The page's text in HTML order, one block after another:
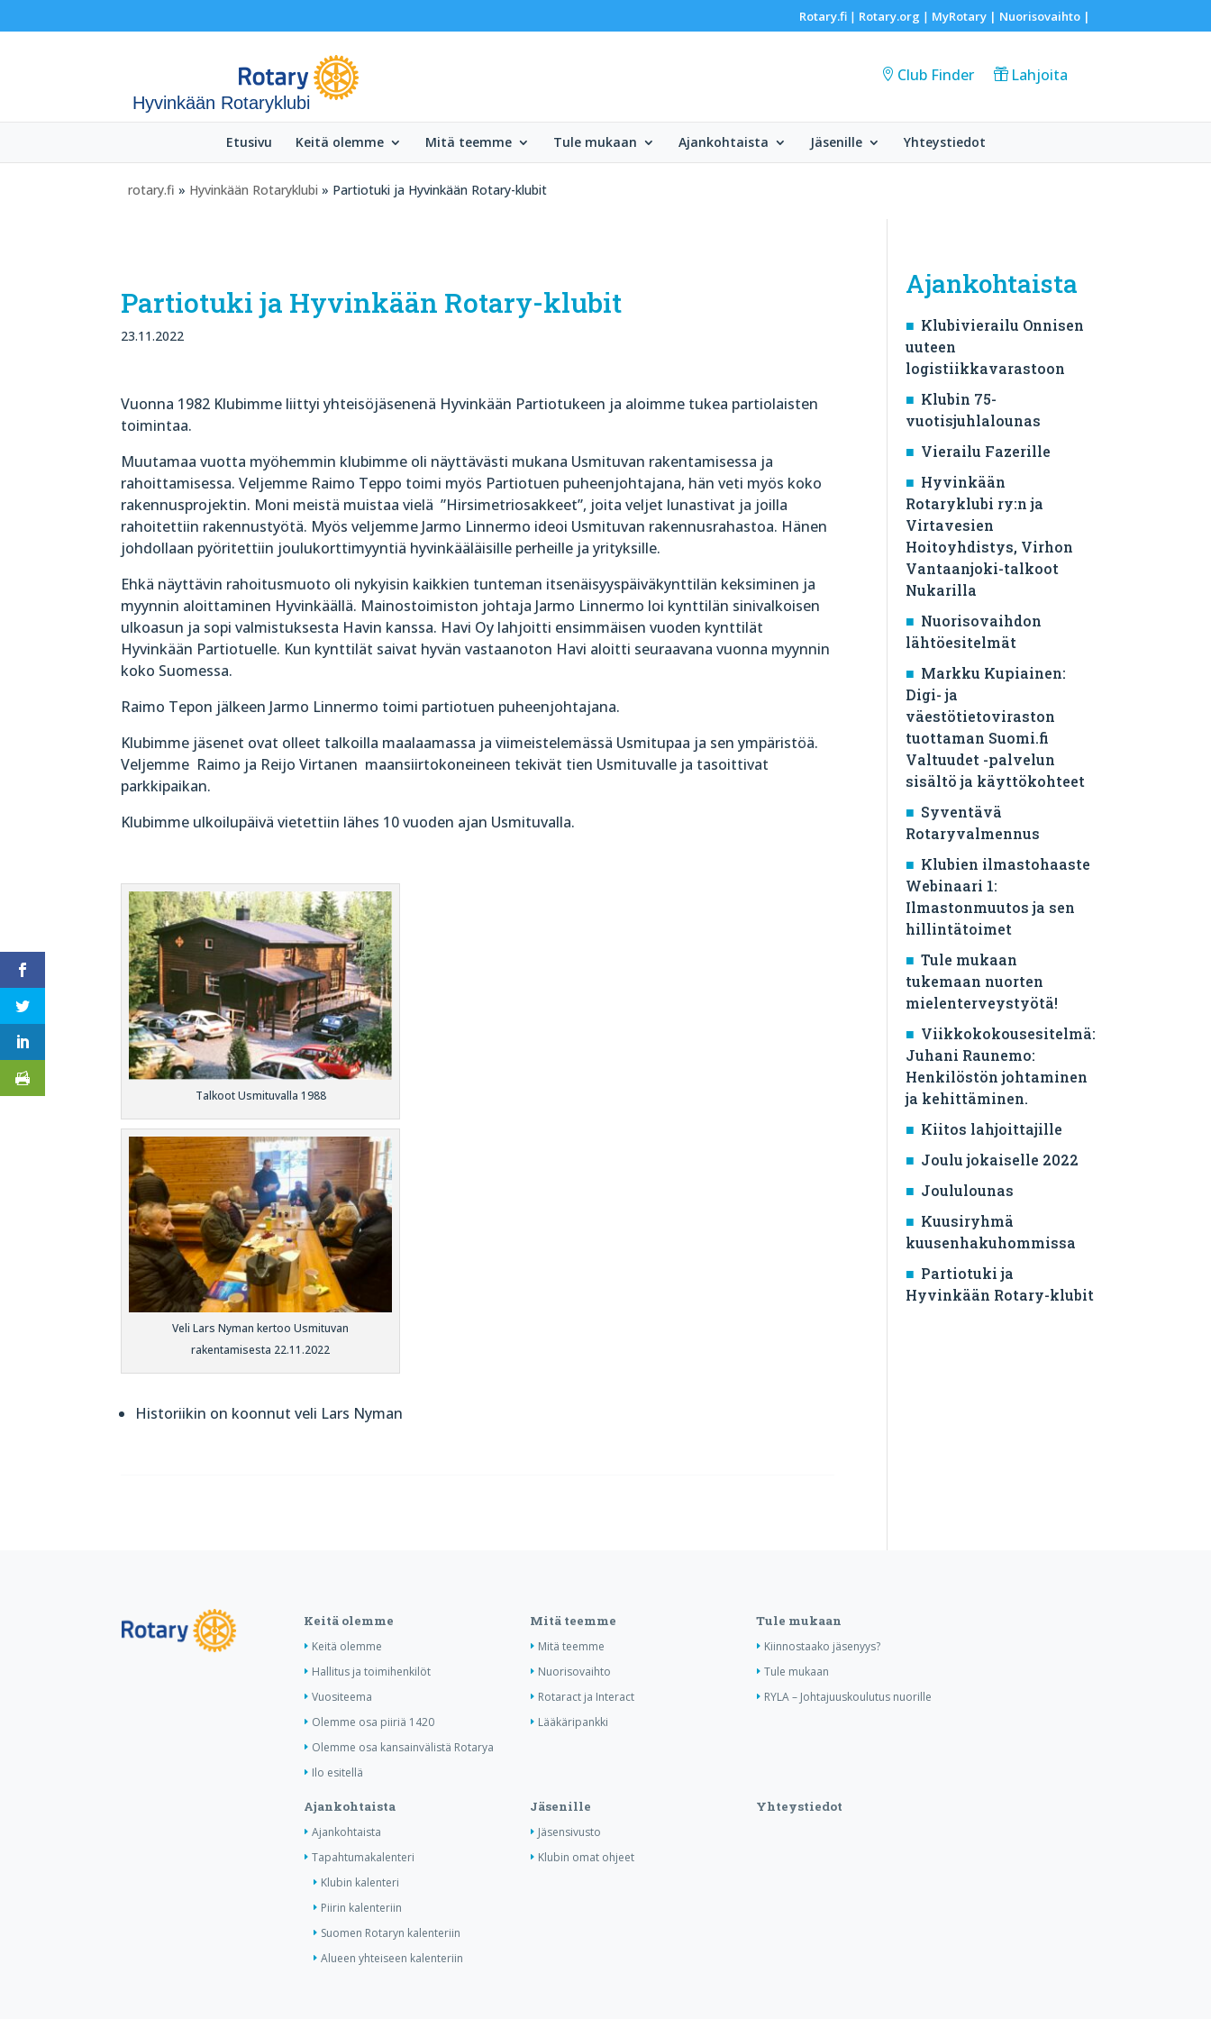
Rotary.fi| Rotary.org | MyRotary | Nuorisovaihto|
Hyvinkään Rotaryklubi
Club Finder Lahjoita
Etusivu Keitä olemme Mitä teemme Tule mukaan Ajankohtaista Jäsenille Yhteystiedot
rotary.fi » Hyvinkään Rotaryklubi » Partiotuki ja Hyvinkään Rotary-klubit
Partiotuki ja Hyvinkään Rotary-klubit
23.11.2022
Vuonna 1982 Klubimme liittyi yhteisöjäsenenä Hyvinkään Partiotukeen ja aloimme tukea partiolaisten
toimintaa.
Muutamaa vuotta myöhemmin klubimme oli näyttävästi mukana Usmituvan rakentamisessa ja
rahoittamisessa. Veljemme Raimo Teppo toimi myös Partiotuen puheenjohtajana, hän veti myös koko
rakennusprojektin. Moni meistä muistaa vielä ”Hirsimetriosakkeet”, joita veljet lunastivat ja joilla
rahoitettiin rakennustyötä. Myös veljemme Jarmo Linnermo ideoi Usmituvan rakennusrahastoa. Hänen
johdollaan pyöritettiin joulukorttimyyntiä hyvinkääläisille perheille ja yrityksille.
Ehkä näyttävin rahoitusmuoto oli nykyisin kaikkien tunteman itsenäisyyspäiväkynttilän keksiminen ja
myynnin aloittaminen Hyvinkäällä. Mainostoimiston johtaja Jarmo Linnermo loi kynttilän sinivalkoisen
ulkoasun ja sopi valmistuksesta Havin kanssa. Havi Oy lahjoitti ensimmäisen vuoden kynttilät
Hyvinkään Partiotuelle. Kun kynttilät saivat hyvän vastaanoton Havi aloitti seuraavana vuonna myynnin
koko Suomessa.
Raimo Tepon jälkeen Jarmo Linnermo toimi partiotuen puheenjohtajana.
Klubimme jäsenet ovat olleet talkoilla maalaamassa ja viimeistelemässä Usmitupaa ja sen ympäristöä.
Veljemme Raimo ja Reijo Virtanen maansiirtokoneineen tekivät tien Usmituvalle ja tasoittivat
parkkipaikan.
Klubimme ulkoilupäivä vietettiin lähes 10 vuoden ajan Usmituvalla.
Talkoot Usmituvalla 1988
Veli Lars Nyman kertoo Usmituvan
rakentamisesta 22.11.2022
Historiikin on koonnut veli Lars Nyman
Ajankohtaista
Klubivierailu Onnisen
uuteen
logistiikkavarastoon
Klubin 75-
vuotisjuhlalounas
Vierailu Fazerille
Hyvinkään
Rotaryklubi ry:n ja
Virtavesien
Hoitoyhdistys, Virhon
Vantaanjoki-talkoot
Nukarilla
Nuorisovaihdon
lähtöesitelmät
Markku Kupiainen:
Digi- ja
väestötietoviraston
tuottaman Suomi.fi
Valtuudet -palvelun
sisältö ja käyttökohteet
Syventävä
Rotaryvalmennus
Klubien ilmastohaaste
Webinaari 1:
Ilmastonmuutos ja sen
hillintätoimet
Tule mukaan
tukemaan nuorten
mielenterveystyötä!
Viikkokokousesitelmä:
Juhani Raunemo:
Henkilöstön johtaminen
ja kehittäminen.
Kiitos lahjoittajille
Joulu jokaiselle 2022
Joululounas
Kuusiryhmä
kuusenhakuhommissa
Partiotuki ja
Hyvinkään Rotary-klubit
Keitä olemme
Keitä olemme
Hallitus ja toimihenkilöt
Vuositeema
Olemme osa piiriä 1420
Olemme osa kansainvälistä Rotarya
Ilo esitellä
Mitä teemme
Mitä teemme
Nuorisovaihto
Rotaract ja Interact
Lääkäripankki
Tule mukaan
Kiinnostaako jäsenyys?
Tule mukaan
RYLA – Johtajuuskoulutus nuorille
Ajankohtaista
Ajankohtaista
Tapahtumakalenteri
Klubin kalenteri
Piirin kalenteriin
Suomen Rotaryn kalenteriin
Alueen yhteiseen kalenteriin
Jäsenille
Jäsensivusto
Klubin omat ohjeet
Yhteystiedot